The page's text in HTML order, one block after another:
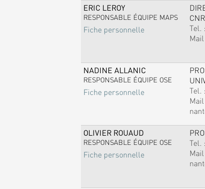
ERIC LEROY
RESPONSABLE ÉQUIPE MAPS
Fiche personnelle
Tel. :
NADINE ALLANIC
RESPONSABLE ÉQUIPE OSE
Fiche personnelle
Tel. :
OLIVIER ROUAUD
RESPONSABLE ÉQUIPE OSE
Fiche personnelle
Tel. :